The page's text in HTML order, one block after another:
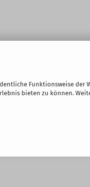
Funktionsweise der
bieten zu können.